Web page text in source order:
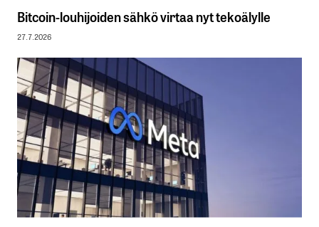
Bitcoin-louhijoiden sähkö virtaa nyt tekoälylle
27.7.2026